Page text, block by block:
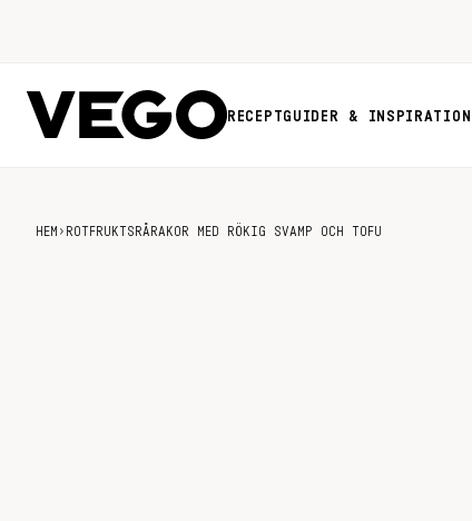
RECEPTGUIDER & INSPIRATION
HEM › ROTFRUKTSRÅRAKOR MED RÖKIG SVAMP OCH TOFU